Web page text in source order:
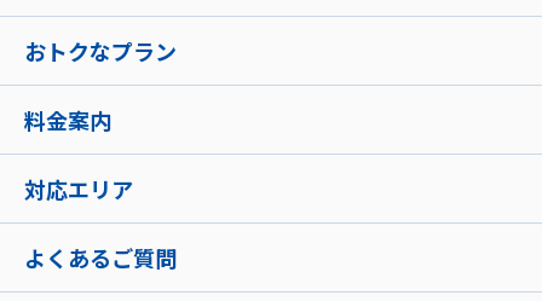
おトクなプラン
料金案内
対応エリア
よくあるご質問